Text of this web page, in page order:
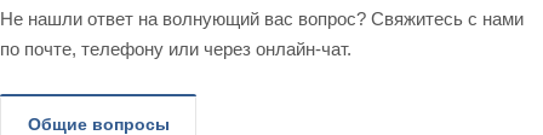
Не нашли ответ на волнующий вас вопрос? Свяжитесь с нами
по почте, телефону или через онлайн-чат.
Общие вопросы